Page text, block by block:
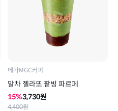
메가MGC커피
말차 젤라또 팥빙 파르페
15%3,730원
4,400원